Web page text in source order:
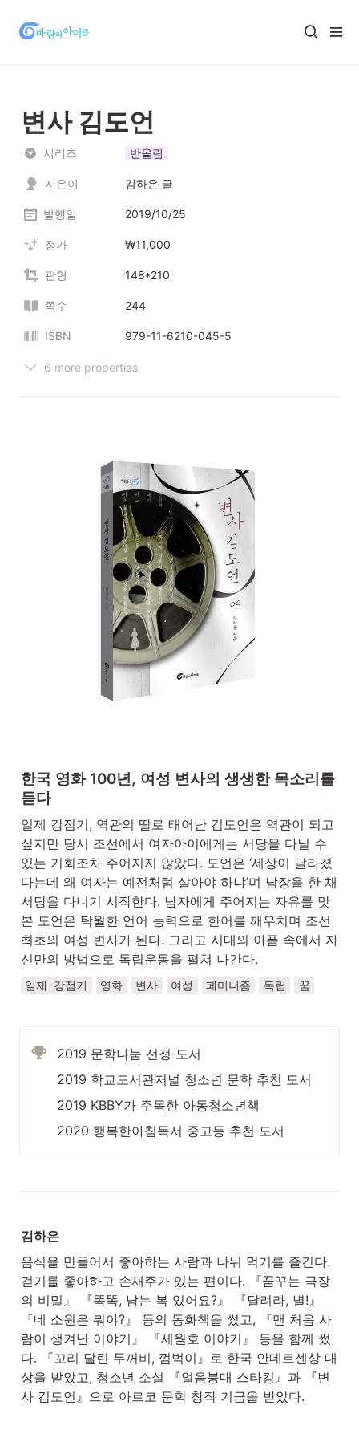
변사 김도언
시리즈 반올림
지은이 김하은 글
발행일 2019/10/25
정가 ₩11,000
판형 148*210
쪽수 244
ISBN 979-11-6210-045-5
6 more properties
한국 영화 100년, 여성 변사의 생생한 목소리를
듣다
일제 강점기, 역관의 딸로 태어난 김도언은 역관이 되고
싶지만 당시 조선에서 여자아이에게는 서당을 다닐 수
있는 기회조차 주어지지 않았다. 도언은 ‘세상이 달라졌
다는데 왜 여자는 예전처럼 살아야 하냐’며 남장을 한 채
서당을 다니기 시작한다. 남자에게 주어지는 자유를 맛
본 도언은 탁월한 언어 능력으로 한어를 깨우치며 조선
최초의 여성 변사가 된다. 그리고 시대의 아픔 속에서 자
신만의 방법으로 독립운동을 펼쳐 나간다.
일제 강점기 영화 변사 여성 페미니즘 독립 꿈
2019 문학나눔 선정 도서
2019 학교도서관저널 청소년 문학 추천 도서
2019 KBBY가 주목한 아동청소년책
2020 행복한아침독서 중고등 추천 도서
김하은
음식을 만들어서 좋아하는 사람과 나눠 먹기를 즐긴다.
걷기를 좋아하고 손재주가 있는 편이다. 『꿈꾸는 극장
의 비밀』 『똑똑, 남는 복 있어요?』 『달려라, 별!』
『네 소원은 뭐야?』 등의 동화책을 썼고, 『맨 처음 사
람이 생겨난 이야기』 『세월호 이야기』 등을 함께 썼
다. 『꼬리 달린 두꺼비, 껌벅이』로 한국 안데르센상 대
상을 받았고, 청소년 소설 『얼음붕대 스타킹』과 『변
사 김도언』으로 아르코 문학 창작 기금을 받았다.